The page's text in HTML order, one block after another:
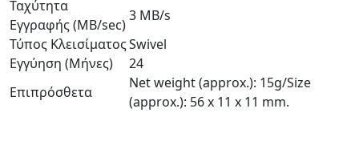
Ταχύτητα
Εγγραφής (MB/sec)
3 MB/s
Τύπος ΚλεισίματοςSwivel
Εγγύηση (Μήνες)
24
Επιπρόσθετα
Net weight (approx.): 15g/Size
(approx.): 56 x 11 x 11 mm.